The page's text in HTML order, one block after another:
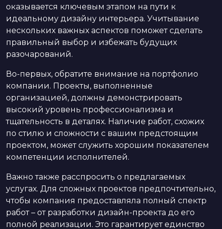
оказывается ключевым этапом на пути к
идеальному дизайну интерьера. Учитывание
нескольких важных аспектов поможет сделать
правильный выбор и избежать будущих
разочарований.
Во-первых, обратите внимание на портфолио
компании. Проекты, выполненные
организацией, должны демонстрировать
высокий уровень профессионализма и
тщательность в деталях. Наличие работ, схожих
по стилю и сложности с вашим предстоящим
проектом, может служить хорошим показателем
компетенции исполнителей.
Важно также расспросить о предлагаемых
услугах. Для сложных проектов предпочтительно,
чтобы компания предоставляла полный спектр
работ – от разработки дизайн-проекта до его
полной реализации. Это гарантирует единство